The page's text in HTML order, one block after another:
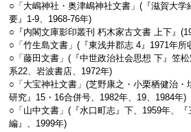
○「大嶋神社・奥津嶋神社文書」(『滋賀大学
要』1-9、1968-76年)
○『内閣文庫影印叢刊 朽木家古文書 上下』
○「竹生島文書」(『東浅井郡志 4』1971年所
○「藤田文書」(『中世政治社会思想 下』笠
系22、岩波書店、1972年)
○「大宝神社文書」(芝野康之・小栗栖健治・
研究』15・16合併号、1982年、19、1984年)
○「山中文書」(『水口町志』下、1959年、
編』、1999年)